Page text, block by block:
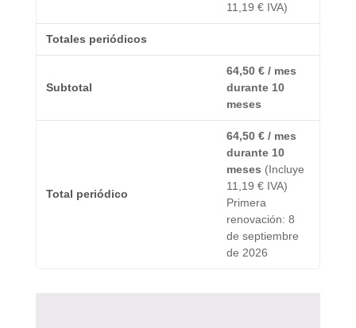
11,19 €IVA)
Totales periódicos
Subtotal
64,50 €/ mes
durante 10
meses
Total periódico
64,50 €/ mes
durante 10
meses (Incluye
11,19 €IVA)
Primera
renovación: 8
de septiembre
de 2026